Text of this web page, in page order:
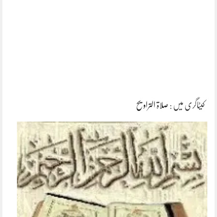
کیٹاگری میں : صلاۃ التراویح